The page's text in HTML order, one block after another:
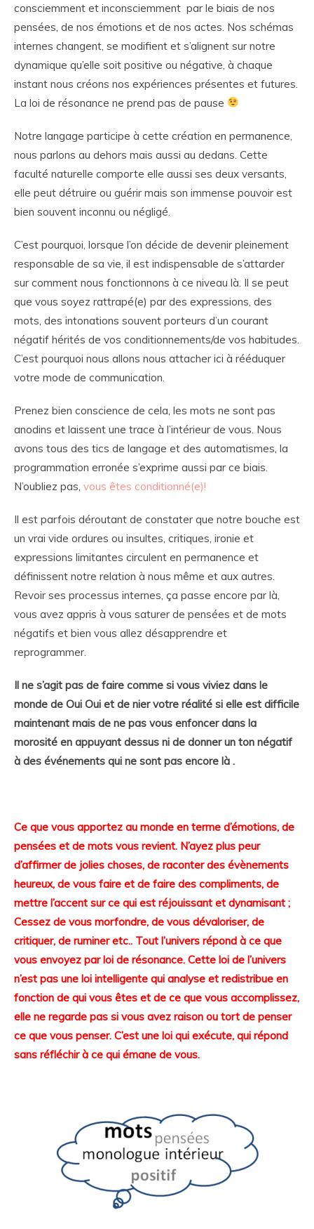
consciemment et inconsciemment par le biais de nos
pensées, de nos émotions et de nos actes. Nos schémas
internes changent, se modifient et s’alignent sur notre
dynamique qu’elle soit positive ou négative, à chaque
instant nous créons nos expériences présentes et futures.
La loi de résonance ne prend pas de pause
Notre langage participe à cette création en permanence,
nous parlons au dehors mais aussi au dedans. Cette
faculté naturelle comporte elle aussi ses deux versants,
elle peut détruire ou guérir mais son immense pouvoir est
bien souvent inconnu ou négligé.
C’est pourquoi, lorsque l’on décide de devenir pleinement
responsable de sa vie, il est indispensable de s’attarder
sur comment nous fonctionnons à ce niveau là. Il se peut
que vous soyez rattrapé(e) par des expressions, des
mots, des intonations souvent porteurs d’un courant
négatif hérités de vos conditionnements/de vos habitudes.
C’est pourquoi nous allons nous attacher ici à rééduquer
votre mode de communication.
Prenez bien conscience de cela, les mots ne sont pas
anodins et laissent une trace à l’intérieur de vous. Nous
avons tous des tics de langage et des automatismes, la
programmation erronée s’exprime aussi par ce biais.
N’oubliez pas, vous êtes conditionné(e)!
Il est parfois déroutant de constater que notre bouche est
un vrai vide ordures ou insultes, critiques, ironie et
expressions limitantes circulent en permanence et
définissent notre relation à nous même et aux autres.
Revoir ses processus internes, ça passe encore par là,
vous avez appris à vous saturer de pensées et de mots
négatifs et bien vous allez désapprendre et
reprogrammer.
Il ne s’agit pas de faire comme si vous viviez dans le
monde de Oui Oui et de nier votre réalité si elle est difficile
maintenant mais de ne pas vous enfoncer dans la
morosité en appuyant dessus ni de donner un ton négatif
à des événements qui ne sont pas encore là .
Ce que vous apportez au monde en terme d’émotions, de
pensées et de mots vous revient. N’ayez plus peur
d’affirmer de jolies choses, de raconter des évènements
heureux, de vous faire et de faire des compliments, de
mettre l’accent sur ce qui est réjouissant et dynamisant ;
Cessez de vous morfondre, de vous dévaloriser, de
critiquer, de ruminer etc.. Tout l’univers répond à ce que
vous envoyez par loi de résonance. Cette loi de l’univers
n’est pas une loi intelligente qui analyse et redistribue en
fonction de qui vous êtes et de ce que vous accomplissez,
elle ne regarde pas si vous avez raison ou tort de penser
ce que vous penser. C’est une loi qui exécute, qui répond
sans réfléchir à ce qui émane de vous.